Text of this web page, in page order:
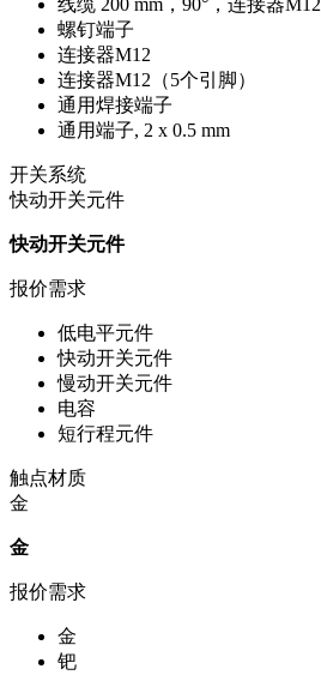
线缆 200 mm，90°，连接器M12
螺钉端子
连接器M12
连接器M12（5个引脚）
通用焊接端子
通用端子, 2 x 0.5 mm
开关系统
快动开关元件
快动开关元件
报价需求
低电平元件
快动开关元件
慢动开关元件
电容
短行程元件
触点材质
金
金
报价需求
金
钯